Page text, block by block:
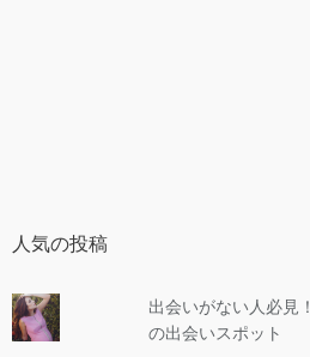
人気の投稿
出会いがない人必見
の出会いスポット